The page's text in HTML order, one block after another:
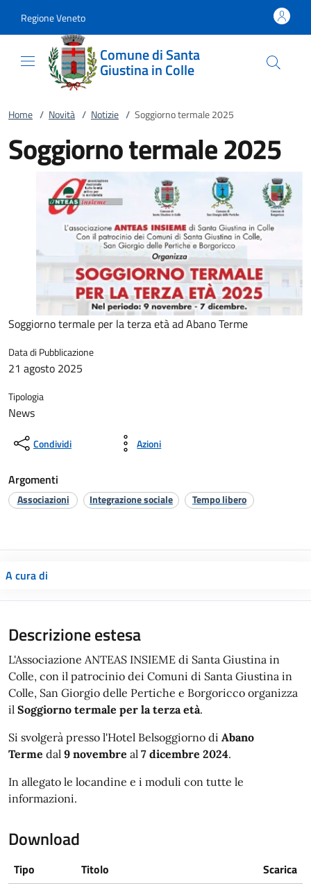
Regione Veneto
Comune di Santa
Giustina in Colle
Home / Novità / Notizie / Soggiorno termale 2025
Soggiorno termale 2025
Soggiorno termale per la terza età ad Abano Terme
Data di Pubblicazione
21 agosto 2025
Tipologia
News
Condividi Azioni
Argomenti
Associazioni Integrazione sociale Tempo libero
A cura di
Descrizione estesa
L'Associazione ANTEAS INSIEME di Santa Giustina in
Colle, con il patrocinio dei Comuni di Santa Giustina in
Colle, San Giorgio delle Pertiche e Borgoricco organizza
il Soggiorno termale per la terza età.
Si svolgerà presso l'Hotel Belsoggiorno di Abano
Terme dal 9 novembre al 7 dicembre 2024.
In allegato le locandine e i moduli con tutte le
informazioni.
Download
Tipo Titolo Scarica